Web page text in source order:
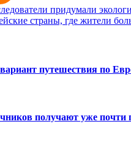
придумали
страны, где жители
путешествия по
получают уже почти